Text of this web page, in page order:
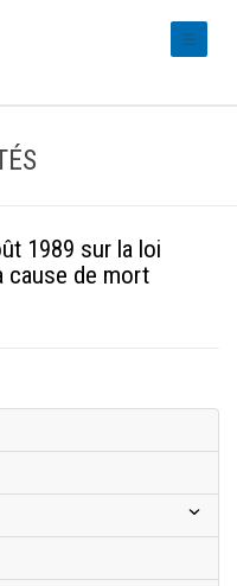
1989 sur la loi
cause de mort